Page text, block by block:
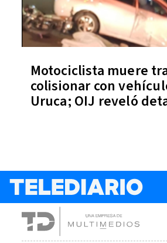
Motociclista muere
colisionar con
Uruca; OIJ reveló